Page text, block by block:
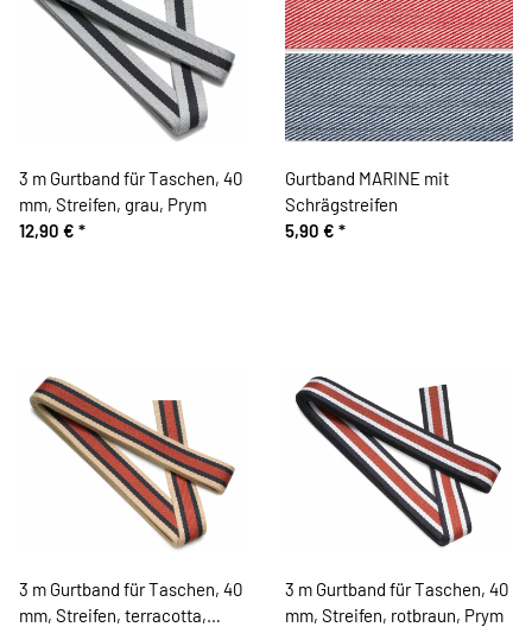
3 m Gurtband für Taschen, 40
mm, Streifen, grau, Prym
12,90 € *
Gurtband MARINE mit
Schrägstreifen
5,90 € *
3 m Gurtband für Taschen, 40
mm, Streifen, terracotta,
3 m Gurtband für Taschen, 40
mm, Streifen, rotbraun, Prym